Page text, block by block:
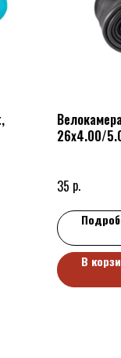
26x4.00/
35 р.
В